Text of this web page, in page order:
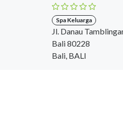
Spa Keluarga
Jl. Danau
Bali 80228
Bali, BALI